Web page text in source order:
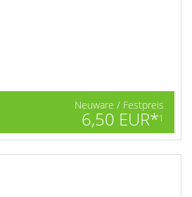
Neuware / Festpreis
6,50 EUR*1